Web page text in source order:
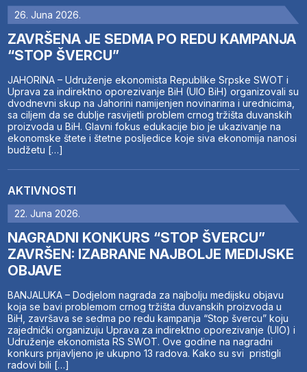
26. Juna 2026.
ZAVRŠENA JE SEDMA PO REDU KAMPANJA
“STOP ŠVERCU”
JAHORINA – Udruženje ekonomista Republike Srpske SWOT i
Uprava za indirektno oporezivanje BiH (UIO BiH) organizovali su
dvodnevni skup na Jahorini namijenjen novinarima i urednicima,
sa ciljem da se dublje rasvijetli problem crnog tržišta duvanskih
proizvoda u BiH. Glavni fokus edukacije bio je ukazivanje na
ekonomske štete i štetne posljedice koje siva ekonomija nanosi
budžetu […]
AKTIVNOSTI
22. Juna 2026.
NAGRADNI KONKURS “STOP ŠVERCU”
ZAVRŠEN: IZABRANE NAJBOLJE MEDIJSKE
OBJAVE
BANJALUKA – Dodjelom nagrada za najbolju medijsku objavu
koja se bavi problemom crnog tržišta duvanskih proizvoda u
BiH, završava se sedma po redu kampanja “Stop švercu” koju
zajednički organizuju Uprava za indirektno oporezivanje (UIO) i
Udruženje ekonomista RS SWOT. Ove godine na nagradni
konkurs prijavljeno je ukupno 13 radova. Kako su svi pristigli
radovi bili […]